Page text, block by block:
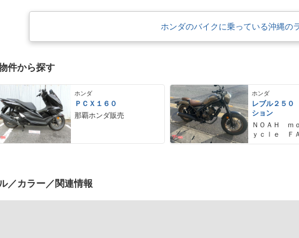
ホンダのバイクに乗っている沖縄の
件から探す
ホンダ
ＰＣＸ１６０
那覇ホンダ販売
ホンダ
レブル２５０
ション
ＮＯＡＨ ｍ
ｙｃｌｅ Ｆ
／カラー／関連情報